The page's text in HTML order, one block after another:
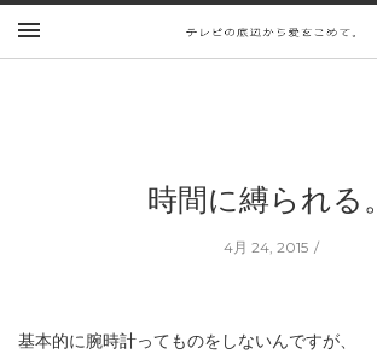
時間に縛られる。
4月 24, 2015
基本的に腕時計ってものをしないんですが、